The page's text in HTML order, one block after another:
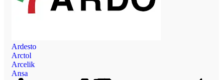
Ardesto
Arctol
Arcelik
Ansa